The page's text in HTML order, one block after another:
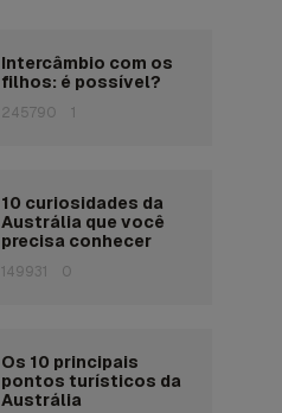
Intercâmbio com os
filhos: é possível?
245790 1
10 curiosidades da
Austrália que você
precisa conhecer
149931 0
Os 10 principais
pontos turísticos da
Austrália